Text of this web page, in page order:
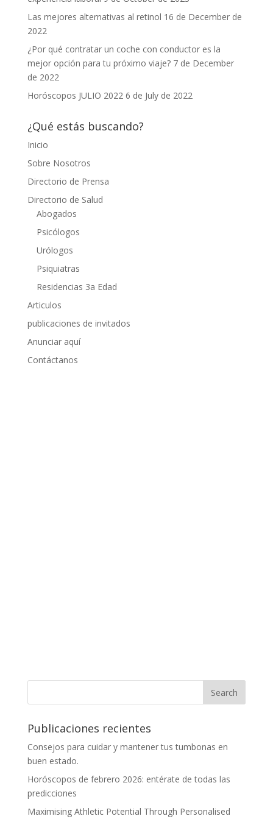
Las mejores alternativas al retinol 16 de December de
2022
¿Por qué contratar un coche con conductor es la
mejor opción para tu próximo viaje? 7 de December
de 2022
Horóscopos JULIO 2022 6 de July de 2022
¿Qué estás buscando?
Inicio
Sobre Nosotros
Directorio de Prensa
Directorio de Salud
Abogados
Psicólogos
Urólogos
Psiquiatras
Residencias 3a Edad
Articulos
publicaciones de invitados
Anunciar aquí
Contáctanos
Publicaciones recientes
Consejos para cuidar y mantener tus tumbonas en
buen estado.
Horóscopos de febrero 2026: entérate de todas las
predicciones
Maximising Athletic Potential Through Personalised